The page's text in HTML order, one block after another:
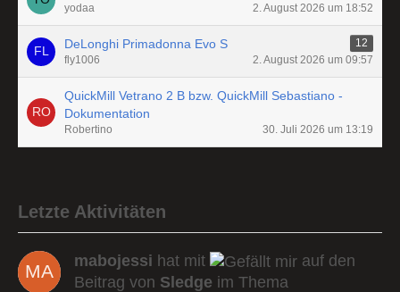
yodaa 2. August 2026 um 18:52
DeLonghi Primadonna Evo S
12
fly1006
2. August 2026 um 09:57
QuickMill Vetrano 2 B bzw. QuickMill Sebastiano -
Dokumentation
Robertino 30. Juli 2026 um 13:19
Letzte Aktivitäten
mabojessi hat mit
auf den
Beitrag von Sledge im Thema